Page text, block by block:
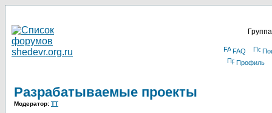
FAQ
Профиль
Разрабатываемые проекты
Модератор: TT